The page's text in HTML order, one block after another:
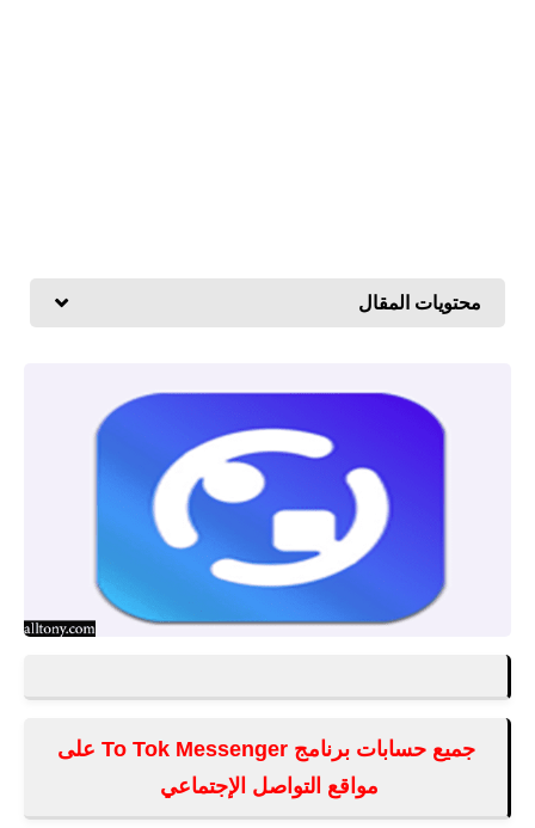
محتويات المقال
جميع حسابات برنامج To Tok Messenger على
مواقع التواصل الإجتماعي